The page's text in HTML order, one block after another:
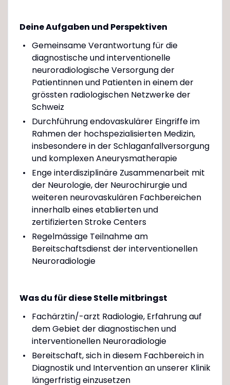
Deine Aufgaben und Perspektiven
Gemeinsame Verantwortung für die
diagnostische und interventionelle
neuroradiologische Versorgung der
Patientinnen und Patienten in einem der
grössten radiologischen Netzwerke der
Schweiz
Durchführung endovaskulärer Eingriffe im
Rahmen der hochspezialisierten Medizin,
insbesondere in der Schlaganfallversorgung
und komplexen Aneurysmatherapie
Enge interdisziplinäre Zusammenarbeit mit
der Neurologie, der Neurochirurgie und
weiteren neurovaskulären Fachbereichen
innerhalb eines etablierten und
zertifizierten Stroke Centers
Regelmässige Teilnahme am
Bereitschaftsdienst der interventionellen
Neuroradiologie
Was du für diese Stelle mitbringst
Fachärztin/-arzt Radiologie, Erfahrung auf
dem Gebiet der diagnostischen und
interventionellen Neuroradiologie
Bereitschaft, sich in diesem Fachbereich in
Diagnostik und Intervention an unserer Klinik
längerfristig einzusetzen